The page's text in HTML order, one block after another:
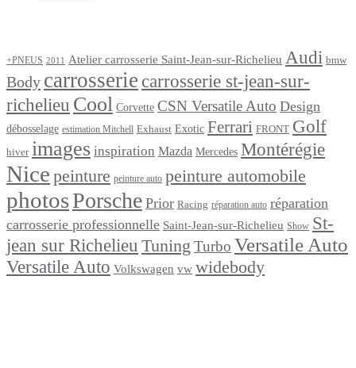
+PNEUS 2011 Atelier carrosserie Saint-Jean-sur-Richelieu Audi bmw
Body carrosserie carrosserie st-jean-sur-
richelieu Cool Corvette CSN Versatile Auto Design
débosselage estimation Mitchell Exhaust Exotic Ferrari FRONT Golf
hiver images inspiration Mazda Mercedes Montérégie
Nice peinture peinture auto peinture automobile
photosPorsche Prior Racing réparation auto réparation
carrosserie professionnelle Saint-Jean-sur-Richelieu Show St-
jean sur Richelieu Tuning Turbo Versatile Auto
Versatile Auto Volkswagen vw widebody